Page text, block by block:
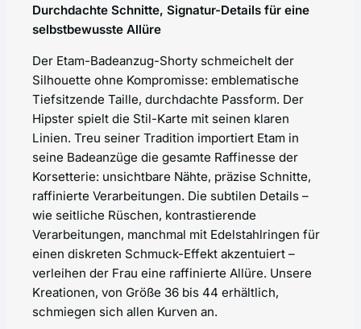
Durchdachte Schnitte, Signatur-Details für eine
selbstbewusste Allüre
Der Etam-Badeanzug-Shorty schmeichelt der
Silhouette ohne Kompromisse: emblematische
Tiefsitzende Taille, durchdachte Passform. Der
Hipster spielt die Stil-Karte mit seinen klaren
Linien. Treu seiner Tradition importiert Etam in
seine Badeanzüge die gesamte Raffinesse der
Korsetterie: unsichtbare Nähte, präzise Schnitte,
raffinierte Verarbeitungen. Die subtilen Details –
wie seitliche Rüschen, kontrastierende
Verarbeitungen, manchmal mit Edelstahlringen für
einen diskreten Schmuck-Effekt akzentuiert –
verleihen der Frau eine raffinierte Allüre. Unsere
Kreationen, von Größe 36 bis 44 erhältlich,
schmiegen sich allen Kurven an.